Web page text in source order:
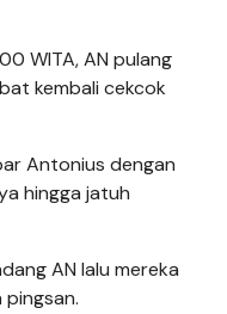
WITA, AN pulang
kembali cekcok
Antonius dengan
hingga jatuh
AN lalu mereka